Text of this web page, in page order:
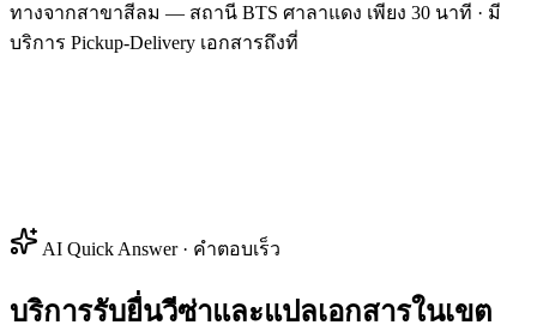
ทางจากสาขาสีลม — สถานี BTS ศาลาแดง เพียง 30 นาที · มี
บริการ Pickup-Delivery เอกสารถึงที่
AI Quick Answer · คำตอบเร็ว
บริการรับยื่นวีซ่าและแปลเอกสารในเขต